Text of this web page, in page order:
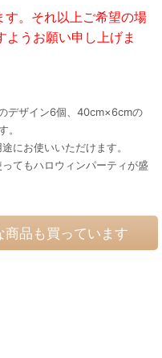
。それ以上ご希望の場
うお願い申し上げま
デザイン6個、40cm×6cmの
。
にお使いいただけます。
てもハロウィンパーティが盛
商品も買っています